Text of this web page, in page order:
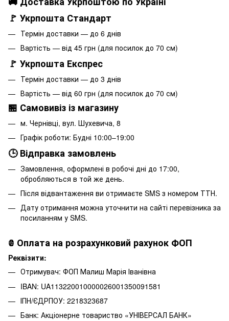
🚩 Укрпошта Стандарт
Термін доставки — до 6 днів
Вартість — від 45 грн (для посилок до 70 см)
🚩 Укрпошта Експрес
Термін доставки — до 3 днів
Вартість — від 60 грн (для посилок до 70 см)
🏪 Самовивіз із магазину
м. Чернівці, вул. Шухевича, 8
Графік роботи: Будні 10:00–19:00
🕒 Відправка замовлень
Замовлення, оформлені в робочі дні до 17:00,
обробляються в той же день.
Після відвантаження ви отримаєте SMS з номером ТТН.
Дату отримання можна уточнити на сайті перевізника за
посиланням у SMS.
₴ Оплата на розрахунковий рахунок ФОП
Реквізити:
Отримувач: ФОП Малиш Марія Іванівна
IBAN: UA113220010000026001350091581
ІПН/ЄДРПОУ: 2218323687
Банк: Акціонерне товариство «УНІВЕРСАЛ БАНК»